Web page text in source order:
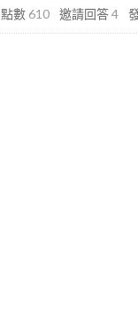
點數 610 邀請回答4